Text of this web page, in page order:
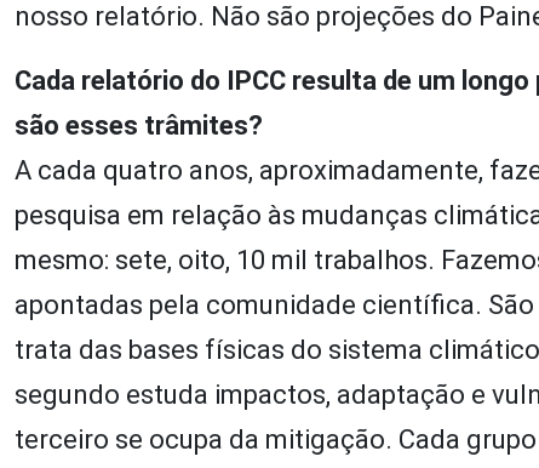
nosso relatório. Não são projeções do
Cada relatório do IPCC resulta de um
são esses trâmites?
A cada quatro anos, aproximadamente,
pesquisa em relação às mudanças
mesmo: sete, oito, 10 mil trabalhos.
apontadas pela comunidade científica.
trata das bases físicas do sistema
segundo estuda impactos, adaptação e
terceiro se ocupa da mitigação. Cada